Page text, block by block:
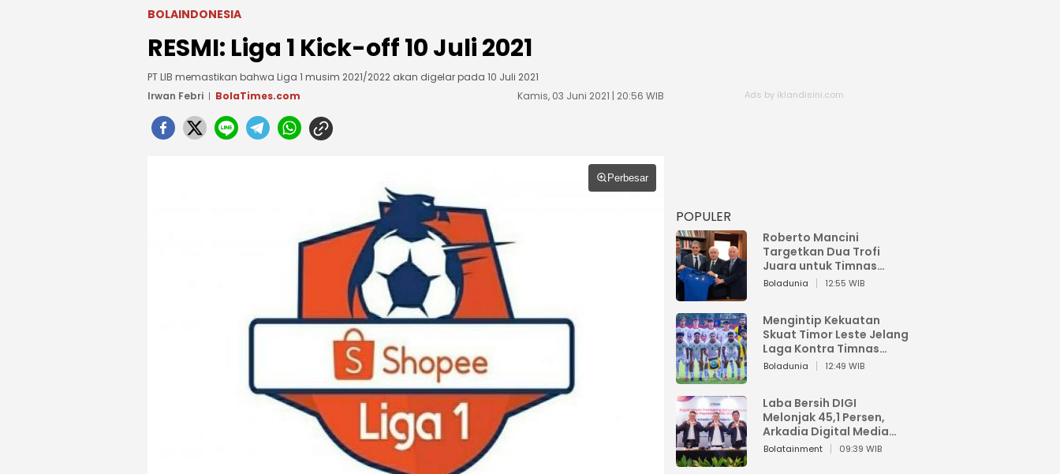
BOLAINDONESIA
RESMI: Liga 1 Kick-off 10 Juli 2021
PT LIB memastikan bahwa Liga 1 musim 2021/2022 akan digelar pada 10 Juli 2021
Irwan Febri
BolaTimes.com Kamis, 03 Juni 2021 | 20:56 WIB
Perbesar
POPULER
Roberto Mancini
Targetkan Dua Trofi
Juara untuk Timnas
Italia
Boladunia 12:55 WIB
Mengintip Kekuatan
Skuat Timor Leste Jelang
Laga Kontra Timnas
Indonesia di Piala AFF
Boladunia 12:49 WIB
Laba Bersih DIGI
Melonjak 45,1 Persen,
Arkadia Digital Media
Perkuat Bisnis AI dan
Bolatainment 09:39 WIB